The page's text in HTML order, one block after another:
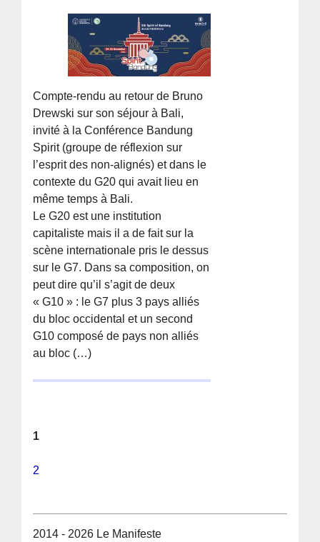
Compte-rendu au retour de Bruno
Drewski sur son séjour à Bali,
invité à la Conférence Bandung
Spirit (groupe de réflexion sur
l’esprit des non-alignés) et dans le
contexte du G20 qui avait lieu en
même temps à Bali.
Le G20 est une institution
capitaliste mais il a de fait sur la
scène internationale pris le dessus
sur le G7. Dans sa composition, on
peut dire qu’il s’agit de deux
« G10 » : le G7 plus 3 pays alliés
du bloc occidental et un second
G10 composé de pays non alliés
au bloc (…)
1
2
2014 - 2026 Le Manifeste